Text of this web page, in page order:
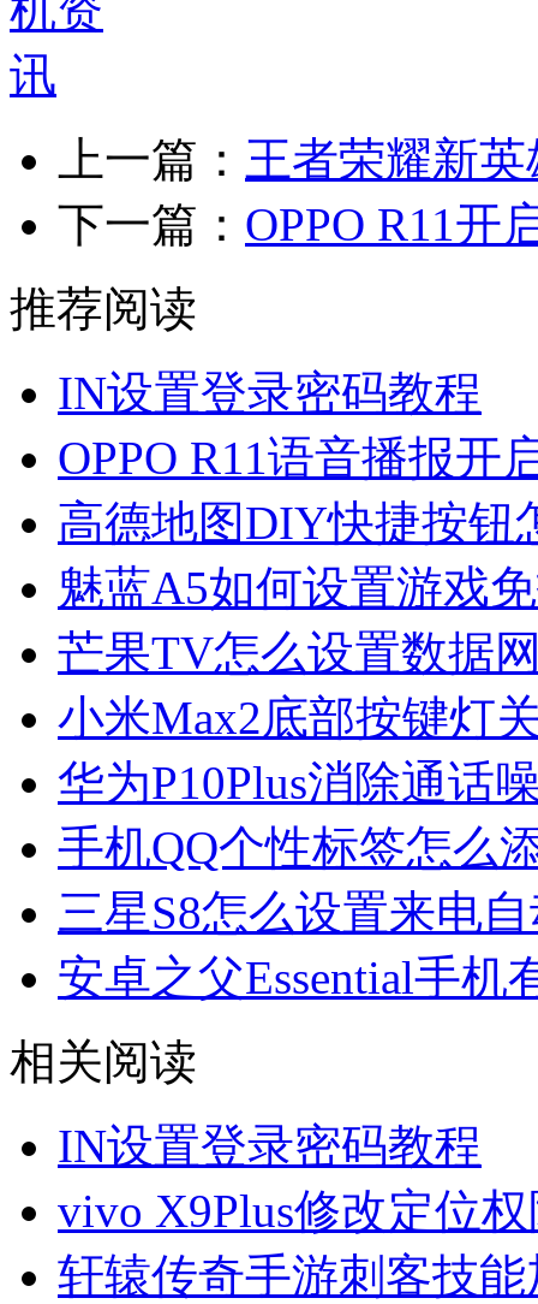
上一篇： 王者荣耀新
下一篇： OPPO R11开
推荐阅读
IN设置登录密码教程
OPPO R11语音播报开
高德地图DIY快捷按钮
魅蓝A5如何设置游戏
芒果TV怎么设置数据
小米Max2底部按键灯
华为P10Plus消除通话
手机QQ个性标签怎么
三星S8怎么设置来电
安卓之父Essential手机
相关阅读
IN设置登录密码教程
vivo X9Plus修改定位
轩辕传奇手游刺客技